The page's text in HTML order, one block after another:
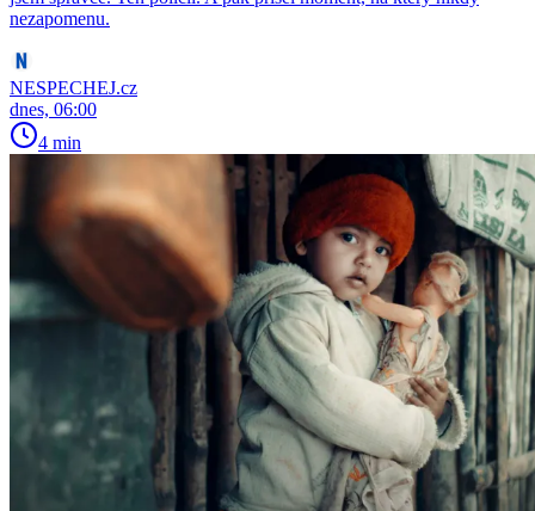
nezapomenu.
NESPECHEJ.cz
dnes, 06:00
4 min